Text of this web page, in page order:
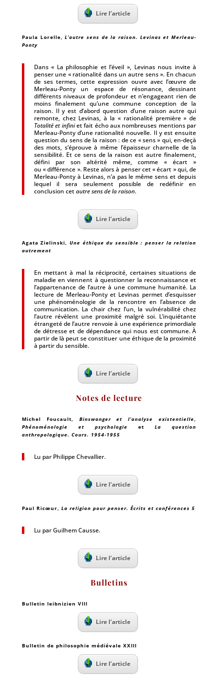
Lire l’article
Paula Lorelle,L’autre sens de la raison. Levinas et Merleau-
Ponty
Dans « La philosophie et l’éveil », Levinas nous invite à
penser une « rationalité dans un autre sens ». En chacun
de ses termes, cette expression ouvre avec l’œuvre de
Merleau-Ponty un espace de résonance, dessinant
différents niveaux de profondeur et n’engageant rien de
moins finalement qu’une commune conception de la
raison. Il y est d’abord question d’une raison autre qui
remonte, chez Levinas, à la « rationalité première » de
Totalité et infiniet fait écho aux nombreuses mentions par
Merleau-Ponty d’une rationalité nouvelle. Il y est ensuite
question du sens de la raison : de ce « sens » qui, en-deçà
des mots, s’éprouve à même l’épaisseur charnelle de la
sensibilité. Et ce sens de la raison est autre finalement,
défini par son altérité même, comme « écart »
ou « différence ». Reste alors à penser cet « écart » qui, de
Merleau-Ponty à Levinas, n’a pas le même sens et depuis
lequel il sera seulement possible de redéfinir en
conclusion cetautre sens de la raison.
Lire l’article
Agata Zielinski,Une éthique du sensible : penser la relation
autrement
En mettant à mal la réciprocité, certaines situations de
maladie en viennent à questionner la reconnaissance et
l’appartenance de l’autre à une commune humanité. La
lecture de Merleau-Ponty et Levinas permet d’esquisser
une phénoménologie de la rencontre en l’absence de
communication. La chair chez l’un, la vulnérabilité chez
l’autre révèlent une proximité malgré soi. L’inquiétante
étrangeté de l’autre renvoie à une expérience primordiale
de détresse et de dépendance qui nous est commune. À
partir de là peut se constituer une éthique de la proximité
à partir du sensible.
Lire l’article
Notes de lecture
Michel Foucault, Binswanger et l’analyse existentielle,
Phénoménologie et psychologie etLa question
anthropologique. Cours. 1954-1955
Lu par Philippe Chevallier.
Lire l’article
Paul Ricœur, La religion pour penser. Écrits et conférences 5
Lu par Guilhem Causse.
Lire l’article
Bulletins
Bulletin leibnizien VIII
Lire l’article
Bulletin de philosophie médiévale XXIII
Lire l’article